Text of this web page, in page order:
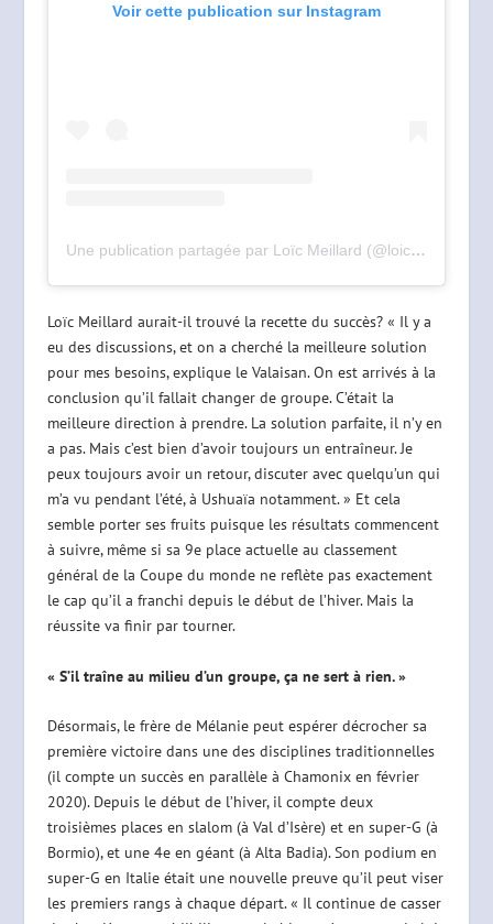
Voir cette publication sur Instagram
Une publication partagée par Loïc Meillard (@loicmeillard)
Loïc Meillard aurait-il trouvé la recette du succès? « Il y a
eu des discussions, et on a cherché la meilleure solution
pour mes besoins, explique le Valaisan. On est arrivés à la
conclusion qu’il fallait changer de groupe. C’était la
meilleure direction à prendre. La solution parfaite, il n’y en
a pas. Mais c’est bien d’avoir toujours un entraîneur. Je
peux toujours avoir un retour, discuter avec quelqu’un qui
m’a vu pendant l’été, à Ushuaïa notamment. » Et cela
semble porter ses fruits puisque les résultats commencent
à suivre, même si sa 9e place actuelle au classement
général de la Coupe du monde ne reflète pas exactement
le cap qu’il a franchi depuis le début de l’hiver. Mais la
réussite va finir par tourner.
« S’il traîne au milieu d’un groupe, ça ne sert à rien. »
Désormais, le frère de Mélanie peut espérer décrocher sa
première victoire dans une des disciplines traditionnelles
(il compte un succès en parallèle à Chamonix en février
2020). Depuis le début de l’hiver, il compte deux
troisièmes places en slalom (à Val d’Isère) et en super-G (à
Bormio), et une 4e en géant (à Alta Badia). Son podium en
super-G en Italie était une nouvelle preuve qu’il peut viser
les premiers rangs à chaque départ. « Il continue de casser